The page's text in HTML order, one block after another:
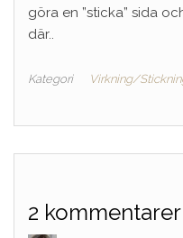
göra en ”sticka” sida
där..
Kategori Virkning/
2 kommentarer